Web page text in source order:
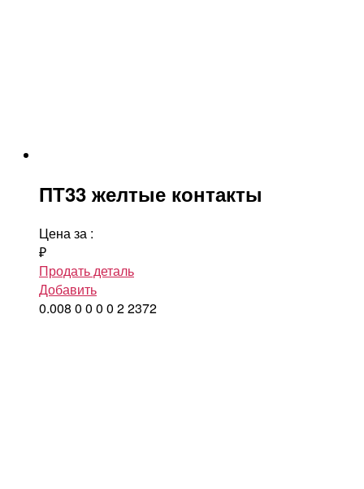
ПТ33 желтые контакты
Цена за :
₽
Продать деталь
Добавить
0.008 0 0 0 0 22372